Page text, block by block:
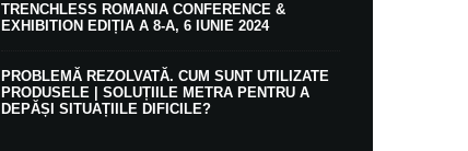
TRENCHLESS ROMANIA CONFERENCE &
EXHIBITION EDIȚIA A 8-A, 6 IUNIE 2024
PROBLEMĂ REZOLVATĂ. CUM SUNT UTILIZATE
PRODUSELE | SOLUȚIILE METRA PENTRU A
DEPĂȘI SITUAȚIILE DIFICILE?